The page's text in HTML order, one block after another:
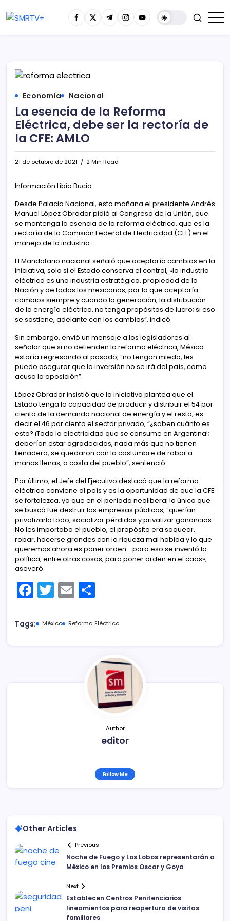
Economía Nacional
La esencia de la Reforma
Eléctrica, debe ser la rectoría de
la CFE: AMLO
21 de octubre de 2021 2 Min Read
Información Libia Bucio
Desde Palacio Nacional, esta mañana el presidente Andrés
Manuel López Obrador pidió al Congreso de la Unión, que
se mantenga la esencia de la reforma eléctrica, que es la
rectoría de la Comisión Federal de Electricidad (CFE) en el
manejo de la industria.
El Mandatario nacional señaló que aceptaría cambios en la
iniciativa, solo si el Estado conserva el control, «la industria
eléctrica es una industria estratégica, propiedad de la
Nación y de todos los mexicanos, por lo que aceptaría
cambios siempre y cuando la generación, la distribución
de la energía eléctrica, no tenga propósitos de lucro; si eso
se sostiene, adelante con los cambios”, indicó.
Sin embargo, envió un mensaje a los legisladores al
señalar que si no defienden la reforma eléctrica, México
estaría regresando al pasado, “no tengan miedo, les
puedo asegurar que la inversión no se irá del país, como
acusa la oposición”.
López Obrador insistió que la iniciativa plantea que el
Estado tenga la capacidad de producir y distribuir el 54 por
ciento de la demanda nacional de energía y el resto, es
decir el 46 por ciento el sector privado, “¿saben cuánto es
esto? ¡Toda la electricidad que se consume en Argentina!;
deberían estar agradecidos, nada más que no tienen
llenadera, se quedaron con la costumbre de robar a
manos llenas, a costa del pueblo”, sentenció.
Por último, el Jefe del Ejecutivo destacó que la reforma
eléctrica conviene al país y es la oportunidad de que la CFE
se fortalezca, ya que en el período neoliberal lo único que
se buscó fue destruir las empresas públicas, “querían
privatizarlo todo, socializar pérdidas y privatizar ganancias.
No les importaba el pueblo, el propósito era saquear,
robar, hacerse grandes con la riqueza mal habida y lo que
queremos ahora es poner orden… para eso se inventó la
política, entre otras cosas, para poner orden en el caos»,
aseveró.
F
a
c
T
w
itt
E
m
ai m
ar
tir
Tags: México Reforma Eléctrica
Author
editor
Follow Me
Other Articles
Previous
Noche de Fuego y Los Lobos representarán a
México en los Premios Oscar y Goya
Next
Establecen Centros Penitenciarios
lineamientos para reapertura de visitas
familiares